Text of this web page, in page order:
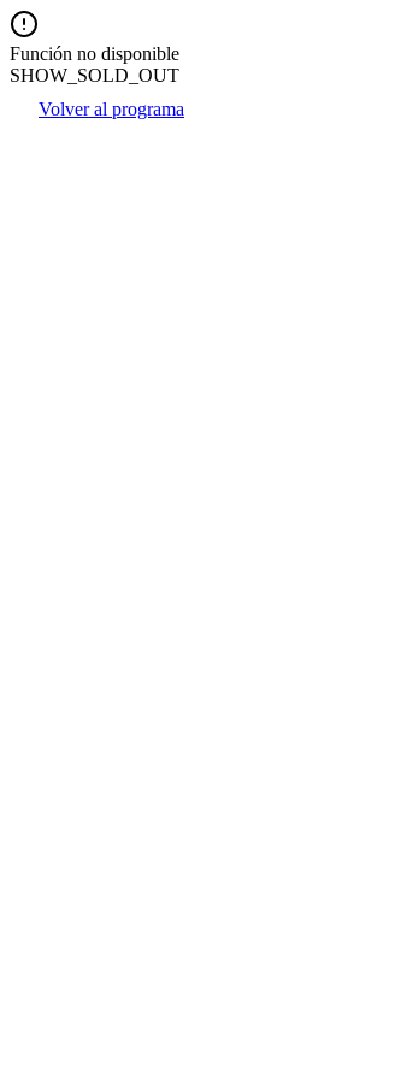
Función no disponible
SHOW_SOLD_OUT
Volver al programa